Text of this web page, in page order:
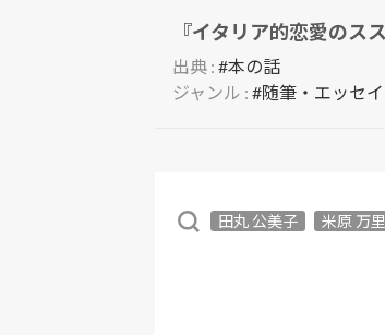
『イタリア的恋愛のス
出典 : #本の話
ジャンル : #随筆・エッセイ
田丸 公美子 米原 万里